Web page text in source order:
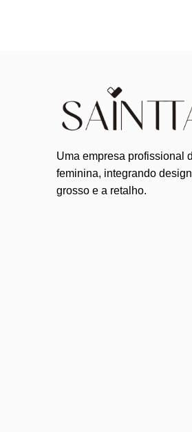
Uma empresa profissional
feminina, integrando
grosso e a retalho.